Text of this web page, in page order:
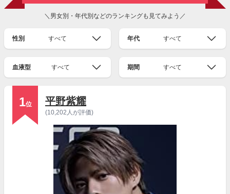
＼男女別・年代別などのランキングも見てみよう／
性別 すべて 年代 すべて
血液型 すべて 期間 すべて
1位 平野紫耀
(10,202人が評価)